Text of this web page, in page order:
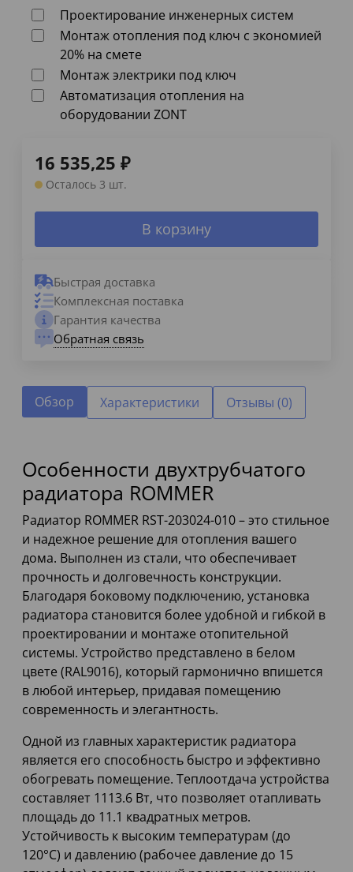
Проектирование инженерных систем
Монтаж отопления под ключ с экономией
20% на смете
Монтаж электрики под ключ
Автоматизация отопления на
оборудовании ZONT
16 535,25 ₽
Осталось 3 шт.
В корзину
Быстрая доставка
Комплексная поставка
Гарантия качества
Обратная связь
Обзор Характеристики Отзывы (0)
Особенности двухтрубчатого
радиатора ROMMER
Радиатор ROMMER RST-203024-010 – это стильное
и надежное решение для отопления вашего
дома. Выполнен из стали, что обеспечивает
прочность и долговечность конструкции.
Благодаря боковому подключению, установка
радиатора становится более удобной и гибкой в
проектировании и монтаже отопительной
системы. Устройство представлено в белом
цвете (RAL9016), который гармонично впишется
в любой интерьер, придавая помещению
современность и элегантность.
Одной из главных характеристик радиатора
является его способность быстро и эффективно
обогревать помещение. Теплоотдача устройства
составляет 1113.6 Вт, что позволяет отапливать
площадь до 11.1 квадратных метров.
Устойчивость к высоким температурам (до
120°C) и давлению (рабочее давление до 15